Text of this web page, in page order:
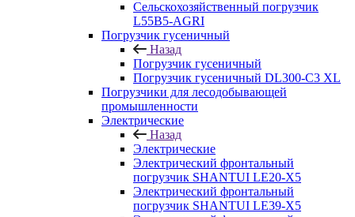
Сельскохозяйственный погрузчик
L55B5-AGRI
Погрузчик гусеничный
Назад
Погрузчик гусеничный
Погрузчик гусеничный DL300-C3 XL
Погрузчики для лесодобывающей
промышленности
Электрические
Назад
Электрические
Электрический фронтальный
погрузчик SHANTUI LE20-X5
Электрический фронтальный
погрузчик SHANTUI LE39-X5